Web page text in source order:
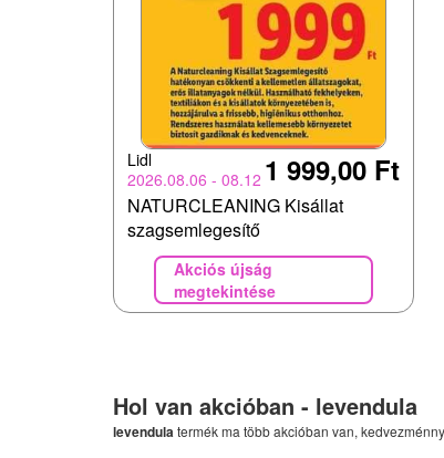
Lidl
2026.08.06 - 08.12 1 999,00 Ft
NATURCLEANING Kisállat
szagsemlegesítő
Akciós újság
megtekintése
Hol van akcióban - levendula
levendulatermék ma több akcióban van,